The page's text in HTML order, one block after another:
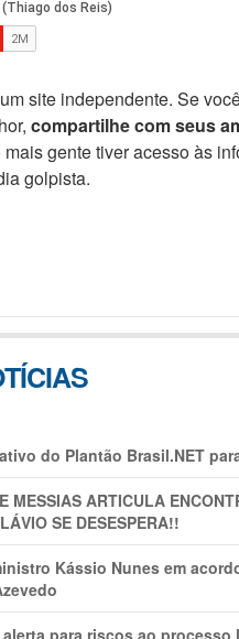
site independente. Se
compartilhe com seus
mais gente tiver acesso às
golpista.
do Plantão Brasil.NET
MESSIAS ARTICULA
SE DESESPERA!!
Kássio Nunes em
para riscos ao